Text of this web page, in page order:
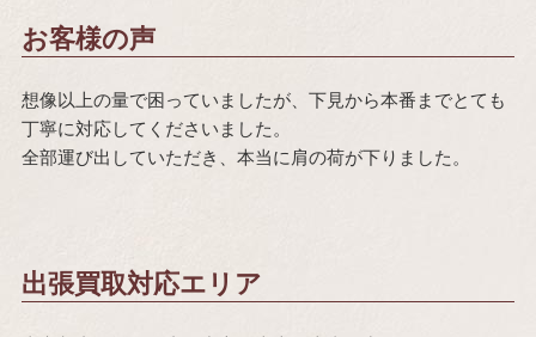
お客様の声
想像以上の量で困っていましたが、下見から本番までとても
丁寧に対応してくださいました。
全部運び出していただき、本当に肩の荷が下りました。
出張買取対応エリア